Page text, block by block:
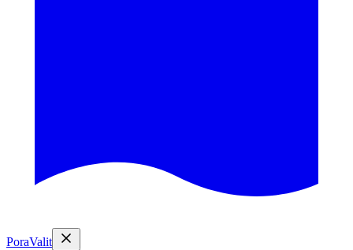
PoraValit